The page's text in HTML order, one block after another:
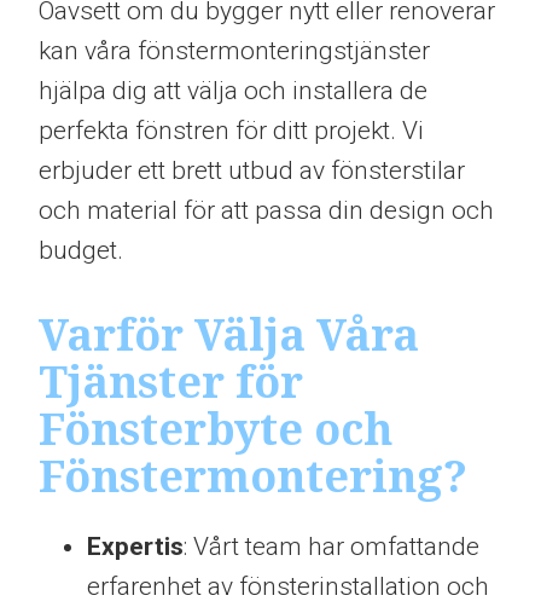
Oavsett om du bygger nytt eller renoverar
kan våra fönstermonteringstjänster
hjälpa dig att välja och installera de
perfekta fönstren för ditt projekt. Vi
erbjuder ett brett utbud av fönsterstilar
och material för att passa din design och
budget.
Varför Välja Våra
Tjänster för
Fönsterbyte och
Fönstermontering?
Expertis: Vårt team har omfattande
erfarenhet av fönsterinstallation och